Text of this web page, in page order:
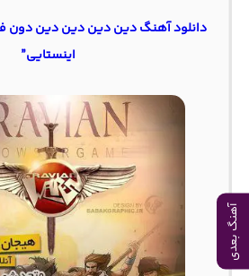
آهنگ بعدی
دانلود آهنگ دین دین دین دین دون
اینستایی”